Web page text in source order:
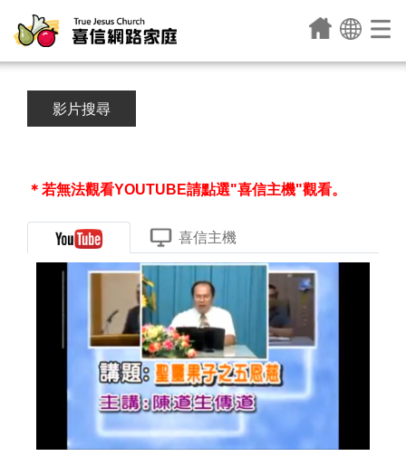
影片搜尋
＊若無法觀看YOUTUBE請點選"喜信主機"觀看。
喜信主機